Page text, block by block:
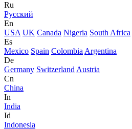
Ru
Русский
En
USA UK Canada Nigeria South Africa
Es
Mexico Spain Colombia Argentina
De
Germany Switzerland Austria
Cn
China
In
India
Id
Indonesia